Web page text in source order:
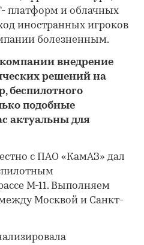
платформ и облачных
иностранных игроков
болезненным.
внедрение
решений на
беспилотного
подобные
актуальны для
с ПАО «КамАЗ» дал
М-11. Выполняем
Москвой и Санкт-